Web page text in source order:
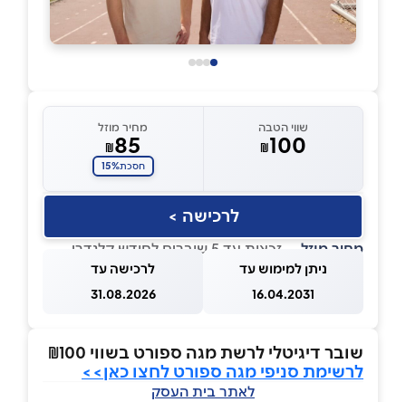
שווי הטבה
₪100
מחיר מוזל
₪85
חסכת15%
לרכישה >
מחיר מוזל — זכאות עד 5 שוברים לחודש קלנדרי
ניתן למימוש עד
16.04.2031
לרכישה עד
31.08.2026
שובר דיגיטלי לרשת מגה ספורט בשווי ₪100
לרשימת סניפי מגה ספורט לחצו כאן>>
לאתר בית העסק